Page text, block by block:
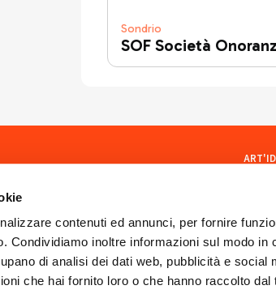
contenuti ed annunci, per fornire
Condividiamo inoltre informazioni sul modo in
di analisi dei dati web, pubblicità e social
che hai fornito loro o che hanno raccolto dal
Sondrio
SOF Società